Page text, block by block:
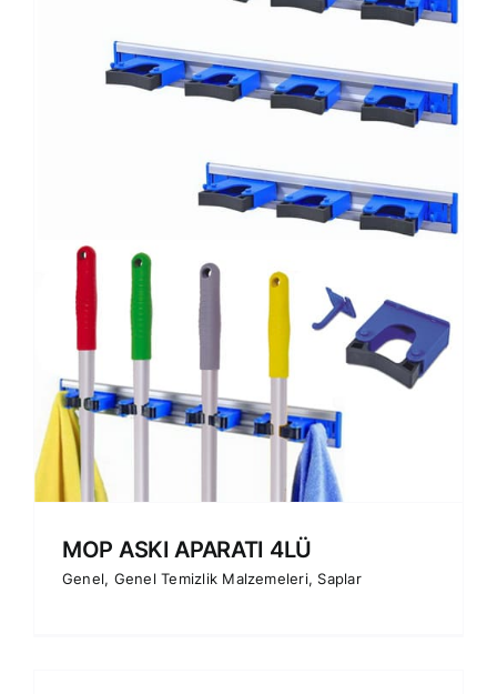
MOP ASKI APARATI 4LÜ
Genel, Genel Temizlik Malzemeleri, Saplar